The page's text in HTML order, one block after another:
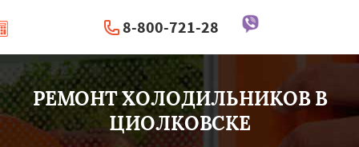
8-800-721-28
| Перезвоните мне
РЕМОНТ ХОЛОДИЛЬНИКОВ В
ЦИОЛКОВСКЕ